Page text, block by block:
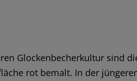
Glockenbecherkultur sind
rot bemalt. In der